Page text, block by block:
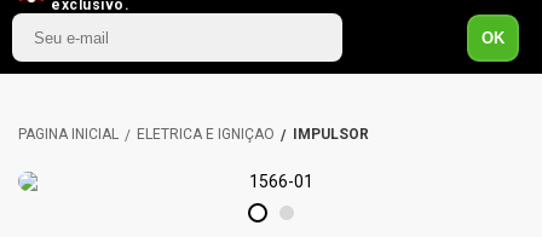
exclusivo.
OK
ELÉTRICA E IGNIÇÃO IMPULSOR
1 2